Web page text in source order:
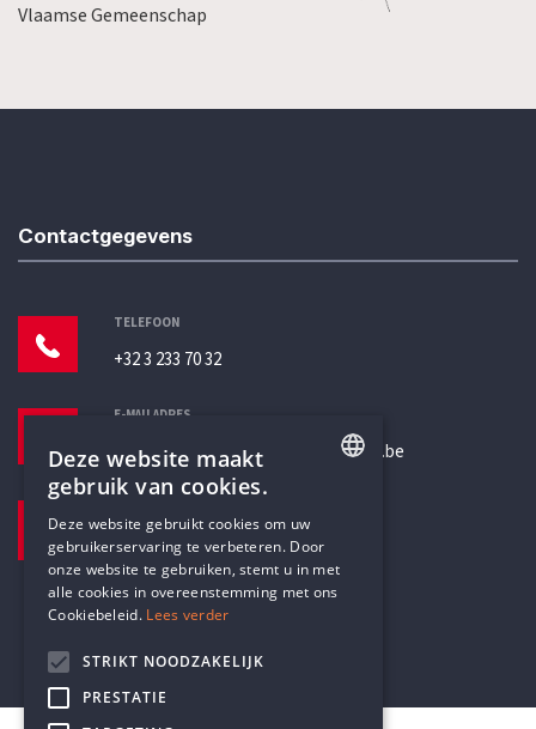
Vlaamse Gemeenschap
Contactgegevens
TELEFOON
+32 3 233 70 32
E-MAILADRES
secretariaat@humanistischverbond.be
Pottenbrug 4
Antwerpen, 2000
DUTCH
Deze website maakt
gebruik van cookies.
Deze website gebruikt cookies om uw
gebruikerservaring te verbeteren. Door
onze website te gebruiken, stemt u in met
alle cookies in overeenstemming met ons
Cookiebeleid. Lees verder
STRIKT NOODZAKELIJK
PRESTATIE